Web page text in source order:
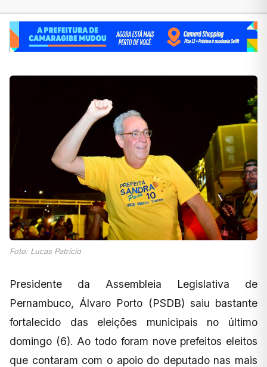
Foto: Lucas Patrício
Presidente da Assembleia Legislativa de
Pernambuco, Álvaro Porto (PSDB) saiu bastante
fortalecido das eleições municipais no último
domingo (6). Ao todo foram nove prefeitos eleitos
que contaram com o apoio do deputado nas mais